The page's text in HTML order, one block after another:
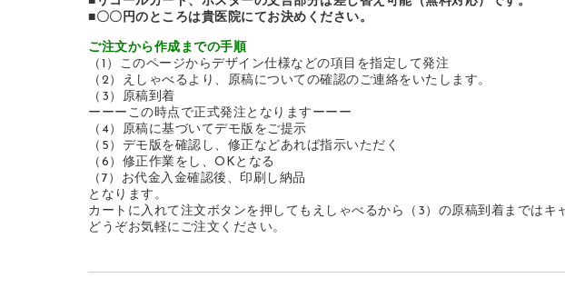
■〇〇円のところは貴医院にてお決めください。
ご注文から作成までの手順
（1）このページからデザイン仕様などの項目を指定して発注
（2）えしゃべるより、原稿についての確認のご連絡をいたします。
（3）原稿到着
ーーーこの時点で正式発注となりますーーー
（4）原稿に基づいてデモ版をご提示
（5）デモ版を確認し、修正などあれば指示いただく
（6）修正作業をし、OKとなる
（7）お代金入金確認後、印刷し納品
となります。
カートに入れて注文ボタンを押してもえしゃべるから（3）の原稿到着まではキ
どうぞお気軽にご注文ください。